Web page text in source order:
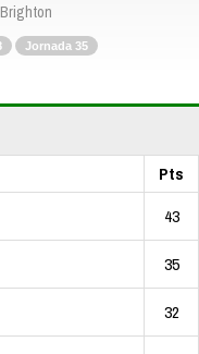
Brighton
Jornada 35
Pts
43
35
32